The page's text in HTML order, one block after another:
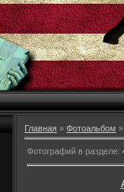
Главная » Фотоальбом »
Фотографий в разделе: